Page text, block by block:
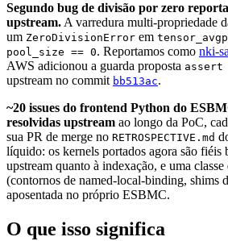
Segundo bug de divisão por zero
upstream. A varredura multi-propriedade
um ZeroDivisionError em
pool_size == 0. Reportamos como nki-
AWS adicionou a guarda proposta assert
upstream no commit bb513ac.
~20 issues do frontend Python do
resolvidas upstream ao longo da PoC,
sua PR de merge no RETROSPECTIVE.md
líquido: os kernels portados agora são
upstream quanto à indexação, e uma
(contornos de named-local-binding, shims
aposentada no próprio ESBMC.
O que isso significa